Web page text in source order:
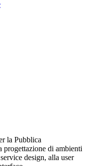
la Pubblica
progettazione di ambienti
design, alla user